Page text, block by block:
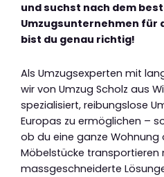
und suchst nach dem
Umzugsunternehmen für
bist du genau richtig!
Als Umzugsexperten mit
wir von Umzug Scholz aus
spezialisiert, reibungslose
Europas zu ermöglichen –
ob du eine ganze Wohnung
Möbelstücke transportieren
massgeschneiderte